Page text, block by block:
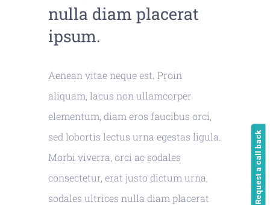
nulla diam placerat
ipsum.
Aenean vitae neque est. Proin
aliquam, lacus non ullamcorper
elementum, diam eros faucibus orci,
sed lobortis lectus urna egestas ligula.
Morbi viverra, orci ac sodales
consectetur, erat justo dictum urna,
sodales ultrices nulla diam placerat
Request a call back